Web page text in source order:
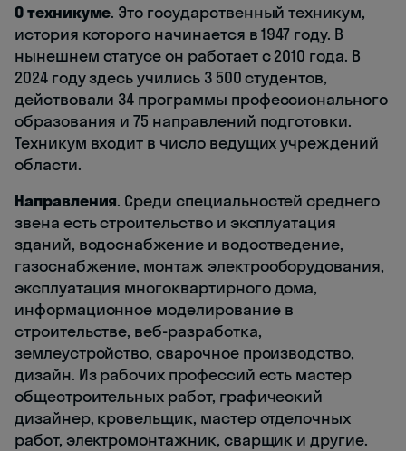
О техникуме. Это государственный техникум,
история которого начинается в 1947 году. В
нынешнем статусе он работает с 2010 года. В
2024 году здесь учились 3 500 студентов,
действовали 34 программы профессионального
образования и 75 направлений подготовки.
Техникум входит в число ведущих учреждений
области.
Направления. Среди специальностей среднего
звена есть строительство и эксплуатация
зданий, водоснабжение и водоотведение,
газоснабжение, монтаж электрооборудования,
эксплуатация многоквартирного дома,
информационное моделирование в
строительстве, веб-разработка,
землеустройство, сварочное производство,
дизайн. Из рабочих профессий есть мастер
общестроительных работ, графический
дизайнер, кровельщик, мастер отделочных
работ, электромонтажник, сварщик и другие.